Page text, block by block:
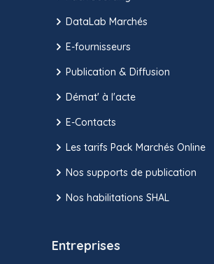
DataLab Marchés
E-fournisseurs
Publication & Diffusion
Démat' à l'acte
E-Contacts
Les tarifs Pack Marchés Online
Nos supports de publication
Nos habilitations SHAL
Entreprises